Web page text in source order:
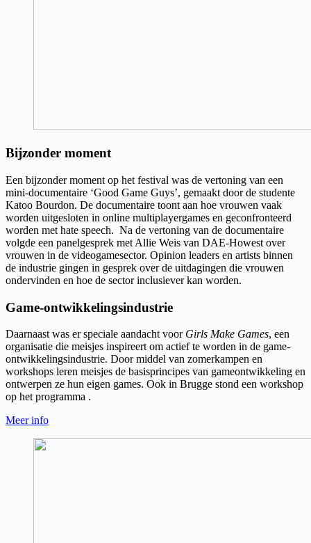
Bijzonder moment
Een bijzonder moment op het festival was de vertoning van een
mini-documentaire ‘Good Game Guys’, gemaakt door de studente
Katoo Bourdon. De documentaire toont aan hoe vrouwen vaak
worden uitgesloten in online multiplayergames en geconfronteerd
worden met hate speech. Na de vertoning van de documentaire
volgde een panelgesprek met Allie Weis van DAE-Howest over
vrouwen in de videogamesector. Opinion leaders en artists binnen
de industrie gingen in gesprek over de uitdagingen die vrouwen
ondervinden en hoe de sector inclusiever kan worden.
Game-ontwikkelingsindustrie
Daarnaast was er speciale aandacht voor Girls Make Games, een
organisatie die meisjes inspireert om actief te worden in de game-
ontwikkelingsindustrie. Door middel van zomerkampen en
workshops leren meisjes de basisprincipes van gameontwikkeling en
ontwerpen ze hun eigen games. Ook in Brugge stond een workshop
op het programma .
Meer info